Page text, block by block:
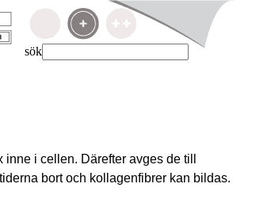
sök
i cellen. Därefter avges de till
bort och kollagenfibrer kan bildas.